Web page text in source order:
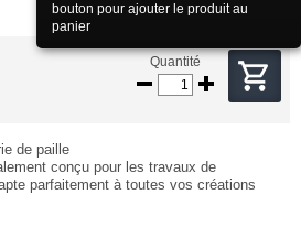
Quantité
de paille
conçu pour les travaux de
parfaitement à toutes vos créations
bouton pour ajouter le produit au
panier